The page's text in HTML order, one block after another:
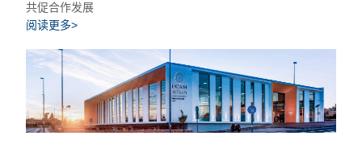
共促合作发展
阅读更多>